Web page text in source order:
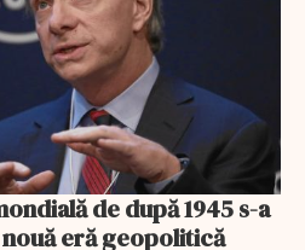
de după 1945 s-a
eră geopolitică